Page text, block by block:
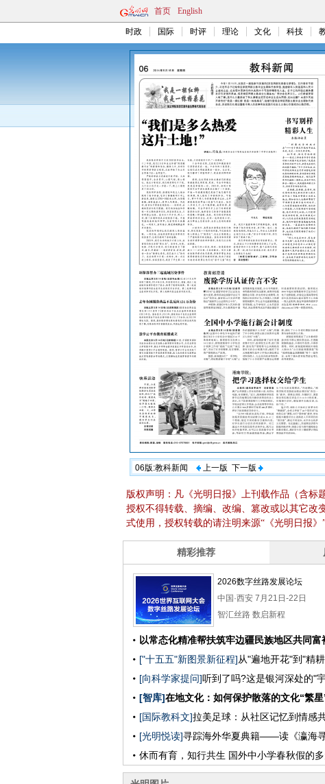
首页 English
时政 国际 时评 理论 文化 科技
06版:教科新闻 上一版 下一版
版权声明：凡《光明日报》上刊载作品（含标
授权不得转载、摘编、改编、篡改或以其它改
式使用，授权转载的请注明来源“《光明日报》”